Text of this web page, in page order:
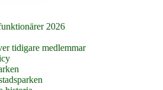
2026
tidigare medlemmar